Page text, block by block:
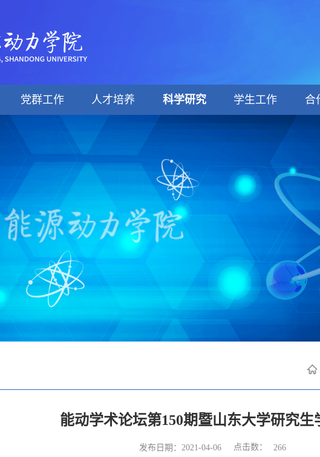
党群工作 人才培养 科学研究 学生工作 合
能动学术论坛第150期暨山东大学研究生
发布日期：2021-04-06 点击数： 266